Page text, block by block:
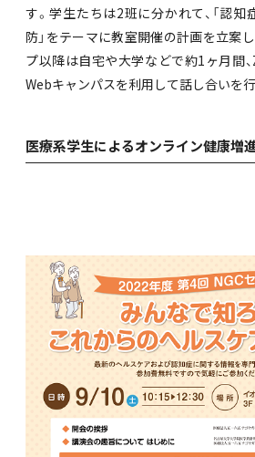
す。学生たちは2班に分かれて、「認知
防」をテーマに教室開催の計画を立案
プ以降は自宅や大学などで約1ヶ月間、
Webキャンパスを利用して話し合いを行
医療系学生によるオンライン健康増